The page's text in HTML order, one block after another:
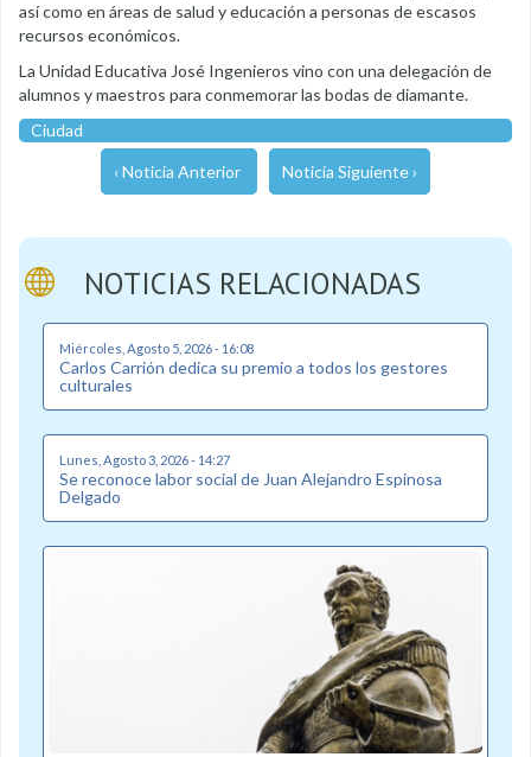
así como en áreas de salud y educación a personas de escasos
recursos económicos.
La Unidad Educativa José Ingenieros vino con una delegación de
alumnos y maestros para conmemorar las bodas de diamante.
Ciudad
‹ Noticia Anterior Noticia Siguiente ›
NOTICIAS RELACIONADAS
Miércoles, Agosto 5, 2026 - 16:08
Carlos Carrión dedica su premio a todos los gestores
culturales
Lunes, Agosto 3, 2026 - 14:27
Se reconoce labor social de Juan Alejandro Espinosa
Delgado